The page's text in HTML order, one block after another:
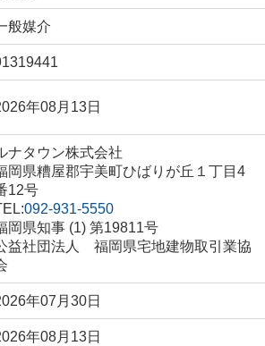
般媒介
年08月13日
ナタウン株式会社
岡県糟屋郡宇美町ひばりが丘１丁目4
12号
092-931-5550
岡県知事 (1) 第19811号
益社団法人 福岡県宅地建物取引業協
年07月30日
年08月13日